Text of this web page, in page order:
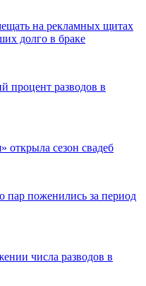
на рекламных щитах
долго в браке
процент разводов в
открыла сезон свадеб
пар поженились за период
числа разводов в